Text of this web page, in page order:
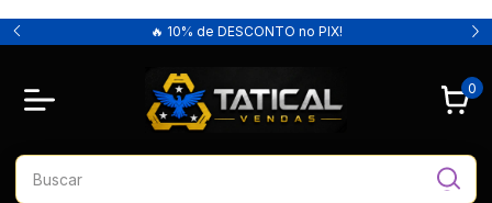
🔥 10% de DESCONTO no PIX!
0